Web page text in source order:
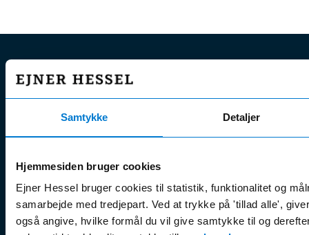
Samtykke Detaljer
Hjemmesiden bruger cookies
Ejner Hessel bruger cookies til statistik, funktionalitet og
samarbejde med tredjepart. Ved at trykke på 'tillad alle',
også angive, hvilke formål du vil give samtykke til og
EJNER HESSEL
Jyllandsvej 4, 7330 Brande
CVR nr.:58811211
E-mail:info@hessel.dk
Åbningstider
Man - Fre: 07.30 - 17.30
Brugte/engros
varebiler